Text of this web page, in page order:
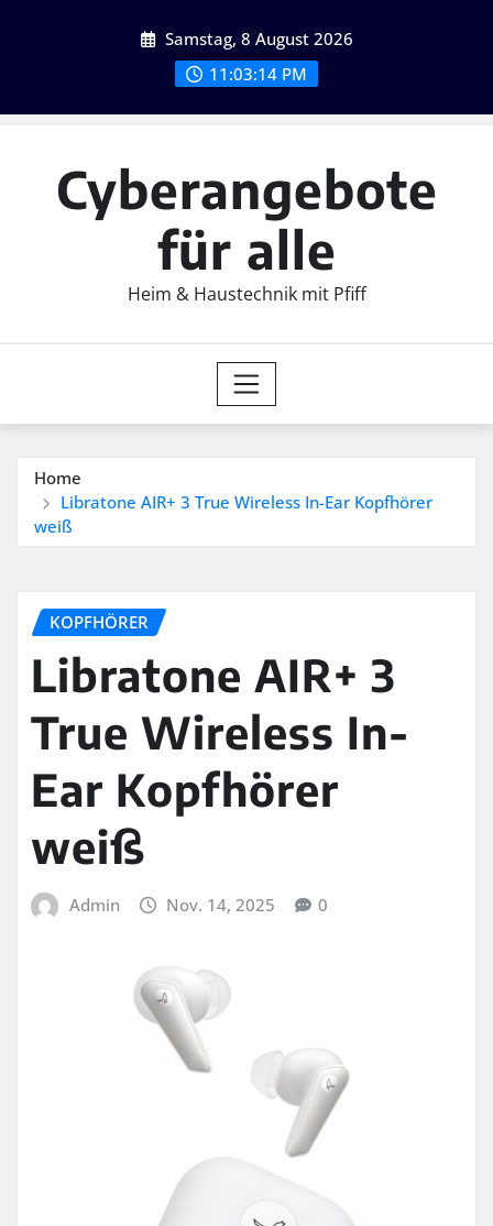
Samstag, 8 August 2026
11:03:15 PM
Cyberangebote
für alle
Heim & Haustechnik mit Pfiff
Home
Libratone AIR+ 3 True Wireless In-Ear Kopfhörer
weiß
KOPFHÖRER
Libratone AIR+ 3
True Wireless In-
Ear Kopfhörer
weiß
Admin Nov. 14, 2025 0